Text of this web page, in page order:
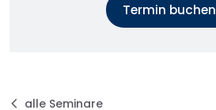
Termin buchen
alle Seminare